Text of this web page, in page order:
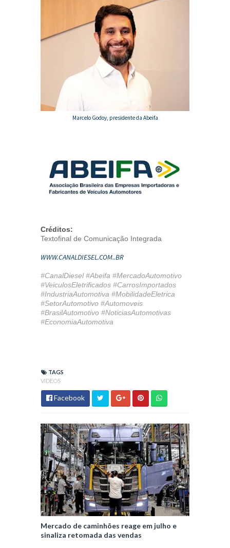
Marcelo Godoy, presidente da Abeifa
Créditos:
Textofinal de Comunicação Integrada
WWW.CANALDIESEL.COM..BR
#CanalDiesel #Abeifa #MercadoAutomotivo
#VeiculosEletrificados #CarrosImportados
#IndustriaAutomotiva #MobilidadeEletrica
#SetorAutomotivo #Automoveis
#BrasilAutomotivo #NoticiasAutomotivas
#EconomiaAutomotiva
TAGS
VIDEOS
Facebook
Mercado de caminhões reage em julho e
sinaliza retomada das vendas